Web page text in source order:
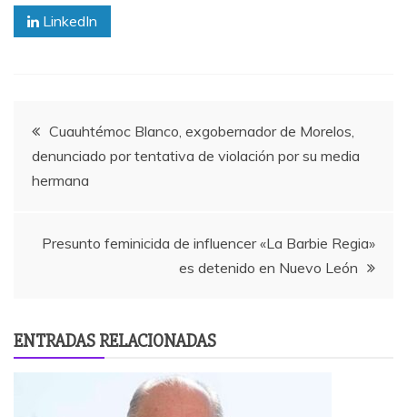
LinkedIn
Navegación
de
Cuauhtémoc Blanco, exgobernador de Morelos,
denunciado por tentativa de violación por su media
hermana
Presunto feminicida de influencer «La Barbie Regia»
es detenido en Nuevo León
ENTRADAS RELACIONADAS